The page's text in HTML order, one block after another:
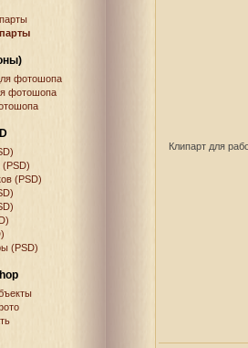
фотошопа
фотошопа
(PSD)
(PSD)
(PSD)
Клипарт для